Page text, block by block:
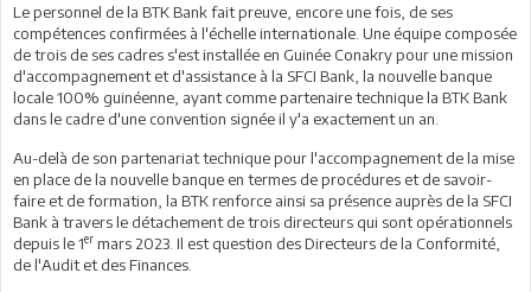
Le personnel de la BTK Bank fait preuve, encore une fois, de ses
compétences confirmées à l'échelle internationale. Une équipe composée
de trois de ses cadres s'est installée en Guinée Conakry pour une mission
d'accompagnement et d'assistance à la SFCI Bank, la nouvelle banque
locale 100% guinéenne, ayant comme partenaire technique la BTK Bank
dans le cadre d'une convention signée il y'a exactement un an.
Au-delà de son partenariat technique pour l'accompagnement de la mise
en place de la nouvelle banque en termes de procédures et de savoir-
faire et de formation, la BTK renforce ainsi sa présence auprès de la SFCI
Bank à travers le détachement de trois directeurs qui sont opérationnels
depuis le 1er mars 2023. Il est question des Directeurs de la Conformité,
de l'Audit et des Finances.